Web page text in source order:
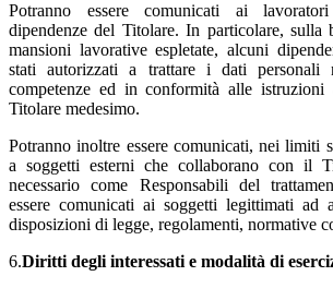
Potranno essere comunicati ai
dipendenze del Titolare. In particolare, sulla
mansioni lavorative espletate, alcuni
stati autorizzati a trattare i dati
competenze ed in conformità alle istruzioni
Titolare medesimo.
Potranno inoltre essere comunicati, nei limiti
a soggetti esterni che collaborano con il
necessario come Responsabili del
essere comunicati ai soggetti legittimati ad
disposizioni di legge, regolamenti, normative
6.Diritti degli interessati e modalità di